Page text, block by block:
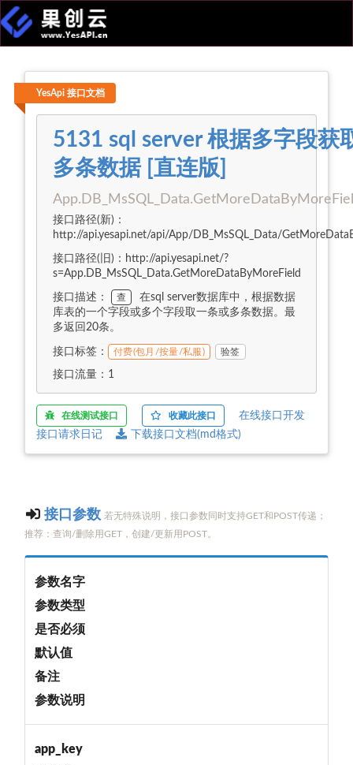
YesApi 接口文档
5131 sql server 根据多字段获
多条数据 [直连版]
接口路径(新)：
http://api.yesapi.net/api/App/DB_MsSQL_Data/
接口路径(旧)：http://api.yesapi.net/?
s=App.DB_MsSQL_Data.GetMoreDataByMoreField
接口描述： 查
在sql server数据库中，根据数据
库表的一个字段或多个字段取一条或多条数据。最
多返回20条。
接口标签： 付费(包月/按量/私服) 验签
接口流量：1
在线测试接口 收藏此接口
在线接口开发
接口请求日记
下载接口文档(md格式)
接口参数 若无特殊说明，接口参数同时支持GET和POST传递；
推荐：查询/删除用GET，创建/更新用POST。
参数名字
参数类型
是否必须
默认值
备注
参数说明
app_key